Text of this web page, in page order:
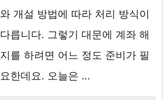
와 개설 방법에 따라 처리 방식이
다릅니다. 그렇기 대문에 계좌 해
지를 하려면 어느 정도 준비가 필
요한데요. 오늘은 …